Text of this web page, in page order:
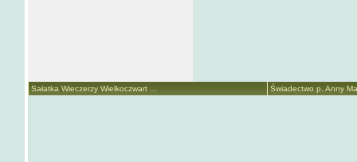
Sałatka Wieczerzy Wielkoczwart ... Świadectwo p. Anny